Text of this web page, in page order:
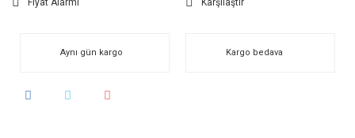
Aynı gün kargo Kargo bedava